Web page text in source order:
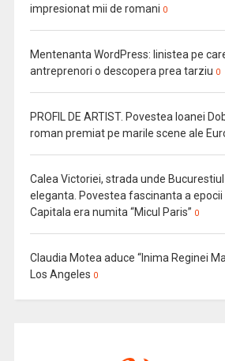
impresionat mii de romani 0
Mentenanta WordPress: linistea pe
antreprenori o descopera prea tarziu 0
PROFIL DE ARTIST. Povestea Ioanei
roman premiat pe marile scene ale
Calea Victoriei, strada unde
eleganta. Povestea fascinanta a epocii
Capitala era numita “Micul Paris” 0
Claudia Motea aduce “Inima Reginei
Los Angeles 0